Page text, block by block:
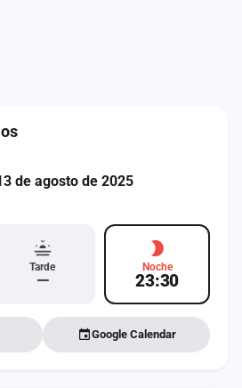
de agosto de 2025
Tarde
—
Noche
23:30
Google Calendar